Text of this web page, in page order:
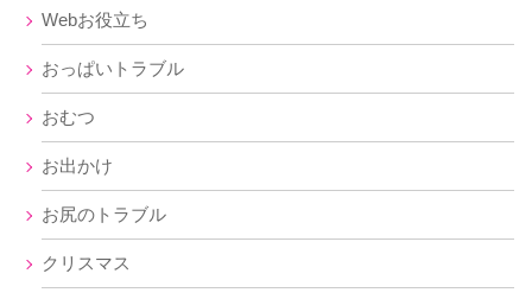
Webお役立ち
おっぱいトラブル
おむつ
お出かけ
お尻のトラブル
クリスマス